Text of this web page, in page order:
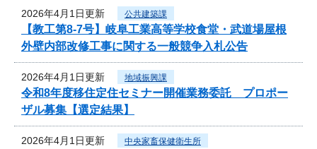
2026年4月1日更新 公共建築課
【教工第8-7号】岐阜工業高等学校食堂・武道場屋根
外壁内部改修工事に関する一般競争入札公告
2026年4月1日更新 地域振興課
令和8年度移住定住セミナー開催業務委託 プロポー
ザル募集【選定結果】
2026年4月1日更新 中央家畜保健衛生所